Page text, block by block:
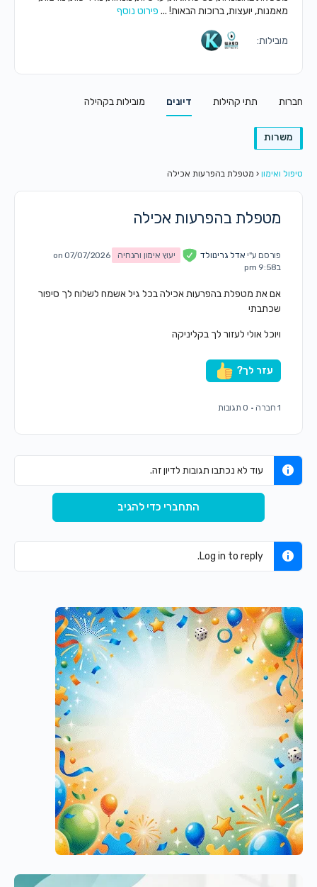
מאמנות, יועצות, ברוכות הבאות! ...פירוט נוסף
מובילות:
חברות תתי קהילות דיונים מובילות בקהילה
משרות
טיפול ואימון ‹ מטפלת בהפרעות אכילה
מטפלת בהפרעות אכילה
פורסם ע"יאדל גרינוולד יעוץ אימון והנחיה
on 07/07/2026
ב9:58 pm
אם את מטפלת בהפרעות אכילה בכל גיל אשמח לשלוח לך סיפור
שכתבתי
ויוכל אולי לעזור לך בקליניקה
עזר לך?
· 0 תגובות
עוד לא נכתבו תגובות לדיון זה.
התחברי כדי להגיב
Log in to reply.